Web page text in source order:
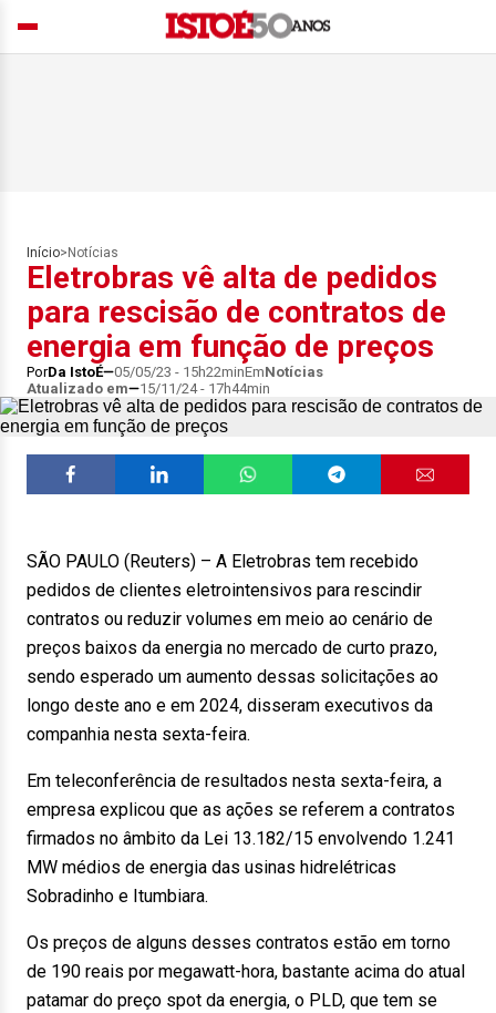
Início> Notícias
Eletrobras vê alta de pedidos
para rescisão de contratos de
energia em função de preços
PorDa IstoÉ 05/05/23 - 15h22minEmNotícias
Atualizado em
15/11/24 - 17h44min
SÃO PAULO (Reuters) – A Eletrobras tem recebido
pedidos de clientes eletrointensivos para rescindir
contratos ou reduzir volumes em meio ao cenário de
preços baixos da energia no mercado de curto prazo,
sendo esperado um aumento dessas solicitações ao
longo deste ano e em 2024, disseram executivos da
companhia nesta sexta-feira.
Em teleconferência de resultados nesta sexta-feira, a
empresa explicou que as ações se referem a contratos
firmados no âmbito da Lei 13.182/15 envolvendo 1.241
MW médios de energia das usinas hidrelétricas
Sobradinho e Itumbiara.
Os preços de alguns desses contratos estão em torno
de 190 reais por megawatt-hora, bastante acima do atual
patamar do preço spot da energia, o PLD, que tem se